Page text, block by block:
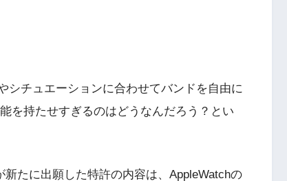
シチュエーションに合わせてバンドを自由に
を持たせすぎるのはどうなんだろう？とい
たに出願した特許の内容は、AppleWatchの